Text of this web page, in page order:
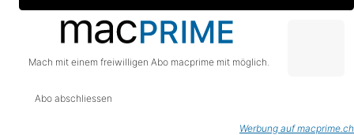
Mach mit einem freiwilligen Abo macprime mit möglich.
Abo abschliessen
Werbung auf macprime.ch